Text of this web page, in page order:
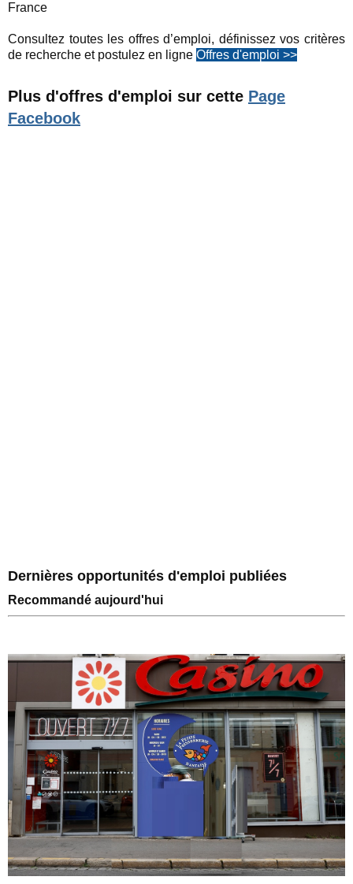
France
Consultez toutes les offres d’emploi, définissez vos critères
de recherche et postulez en ligne Offres d'emploi >>
Plus d'offres d'emploi sur cette Page
Facebook
Dernières opportunités d'emploi publiées
Recommandé aujourd'hui